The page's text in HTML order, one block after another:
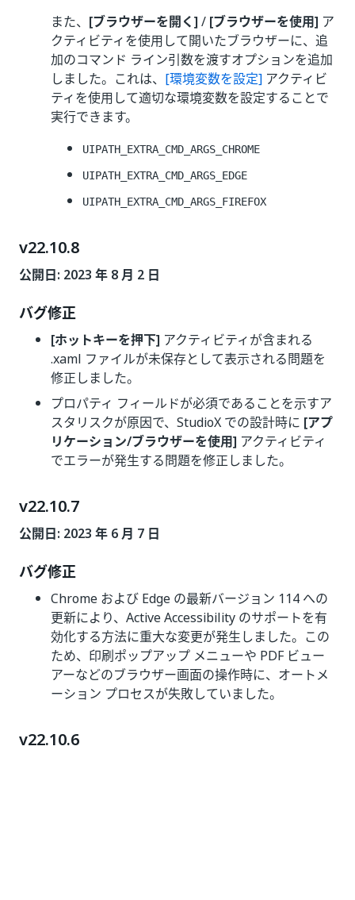
また、 [ブラウザーを開く] / [ブラウザーを使用] ア
クティビティを使用して開いたブラウザーに、追
加のコマンド ライン引数を渡すオプションを追加
しました。これは、 [環境変数を設定] アクティビ
ティを使用して適切な環境変数を設定することで
実行できます。
UIPATH_EXTRA_CMD_ARGS_CHROME
UIPATH_EXTRA_CMD_ARGS_EDGE
UIPATH_EXTRA_CMD_ARGS_FIREFOX
v22.10.8
公開日: 2023 年 8 月 2 日
バグ修正
[ホットキーを押下] アクティビティが含まれる
.xaml ファイルが未保存として表示される問題を
修正しました。
プロパティ フィールドが必須であることを示すア
スタリスクが原因で、StudioX での設計時に [アプ
リケーション/ブラウザーを使用] アクティビティ
でエラーが発生する問題を修正しました。
v22.10.7
公開日: 2023 年 6 月 7 日
バグ修正
Chrome および Edge の最新バージョン 114 への
更新により、Active Accessibility のサポートを有
効化する方法に重大な変更が発生しました。この
ため、印刷ポップアップ メニューや PDF ビュー
アーなどのブラウザー画面の操作時に、オートメ
ーション プロセスが失敗していました。
v22.10.6